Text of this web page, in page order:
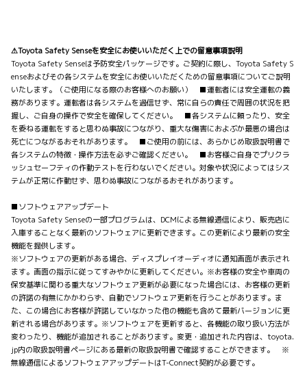
⚠Toyota Safety Senseを安全にお使いいただく上での留意事項説明
Toyota Safety Senseは予防安全パッケージです。ご契約に際し、Toyota Safety S
enseおよびその各システムを安全にお使いいただくための留意事項についてご説明
いたします。（ご使用になる際のお客様へのお願い） ■運転者には安全運転の義
務があります。運転者は各システムを過信せず、常に自らの責任で周囲の状況を把
握し、ご自身の操作で安全を確保してください。 ■各システムに頼ったり、安全
を委ねる運転をすると思わぬ事故につながり、重大な傷害におよぶか最悪の場合は
死亡につながるおそれがあります。 ■ご使用の前には、あらかじめ取扱説明書で
各システムの特徴・操作方法を必ずご確認ください。 ■お客様ご自身でプリクラ
ッシュセーフティの作動テストを行わないでください。対象や状況によってはシス
テムが正常に作動せず、思わぬ事故につながるおそれがあります。
■ソフトウェアアップデート
Toyota Safety Senseの一部プログラムは、DCMによる無線通信により、販売店に
入庫することなく最新のソフトウェアに更新できます。この更新により最新の安全
機能を提供します。
※ソフトウェアの更新がある場合、ディスプレイオーディオに通知画面が表示され
ます。画面の指示に従ってすみやかに更新してください。※お客様の安全や車両の
保安基準に関わる重大なソフトウェア更新が必要になった場合には、お客様の更新
の許諾の有無にかかわらず、自動でソフトウェア更新を行うことがあります。ま
た、この場合にお客様が許諾していなかった他の機能も含めて最新バージョンに更
新される場合があります。※ソフトウェアを更新すると、各機能の取り扱い方法が
変わったり、機能が追加されることがあります。変更・追加された内容は、toyota.
jp内の取扱説明書ページにある最新の取扱説明書で確認することができます。 ※
無線通信によるソフトウェアアップデートはT-Connect契約が必要です。